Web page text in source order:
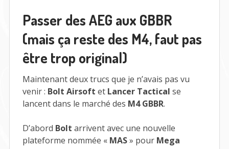
Passer des AEG aux GBBR
(mais ça reste des M4, faut pas
être trop original)
Maintenant deux trucs que je n’avais pas vu
venir : Bolt Airsoft et Lancer Tactical se
lancent dans le marché des M4 GBBR.
D’abord Bolt arrivent avec une nouvelle
plateforme nommée « MAS» pour Mega